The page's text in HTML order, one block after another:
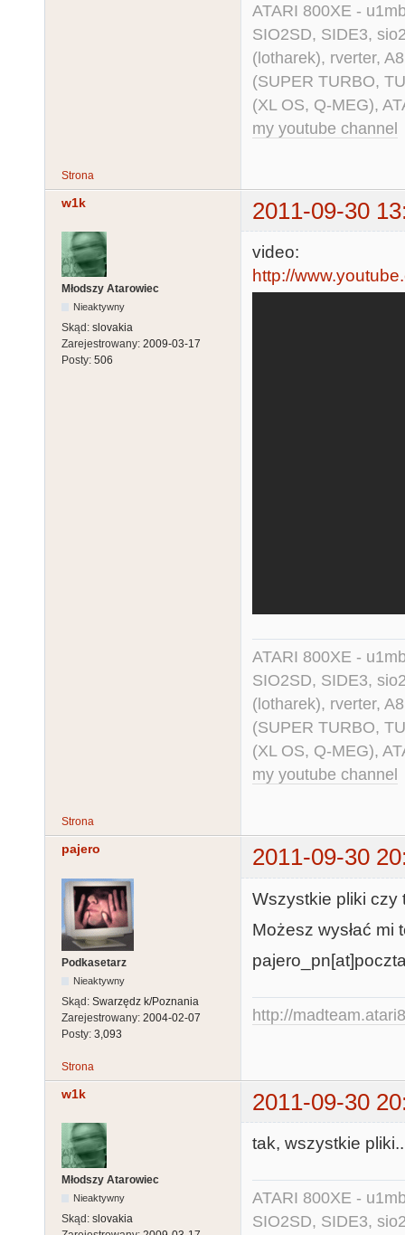
ATARI 800XE -
SIO2SD, SIDE3,
(lotharek), rverter,
(SUPER TURBO,
(XL OS, Q-MEG),
my youtube channel
Strona
w1k 2011-09-30
Młodszy Atarowiec
Nieaktywny
Skąd: slovakia
Zarejestrowany: 2009-03-17
Posty: 506
video:
http://
ATARI 800XE -
SIO2SD, SIDE3,
(lotharek), rverter,
(SUPER TURBO,
(XL OS, Q-MEG),
my youtube channel
Strona
pajero 2011-09-30
Podkasetarz
Nieaktywny
Skąd: Swarzędz k/Poznania
Zarejestrowany: 2004-02-07
Posty: 3,093
Wszystkie pliki czy
Możesz wysłać mi
http://
Strona
w1k 2011-09-30
Młodszy Atarowiec
Nieaktywny
Skąd: slovakia
tak, wszystkie
ATARI 800XE -
SIO2SD, SIDE3,